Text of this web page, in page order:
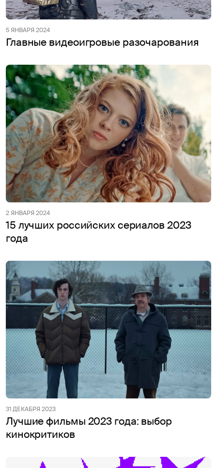
5 ЯНВАРЯ 2024
Главные видеоигровые разочарования
2 ЯНВАРЯ 2024
15 лучших российских сериалов 2023
года
31 ДЕКАБРЯ 2023
Лучшие фильмы 2023 года: выбор
кинокритиков